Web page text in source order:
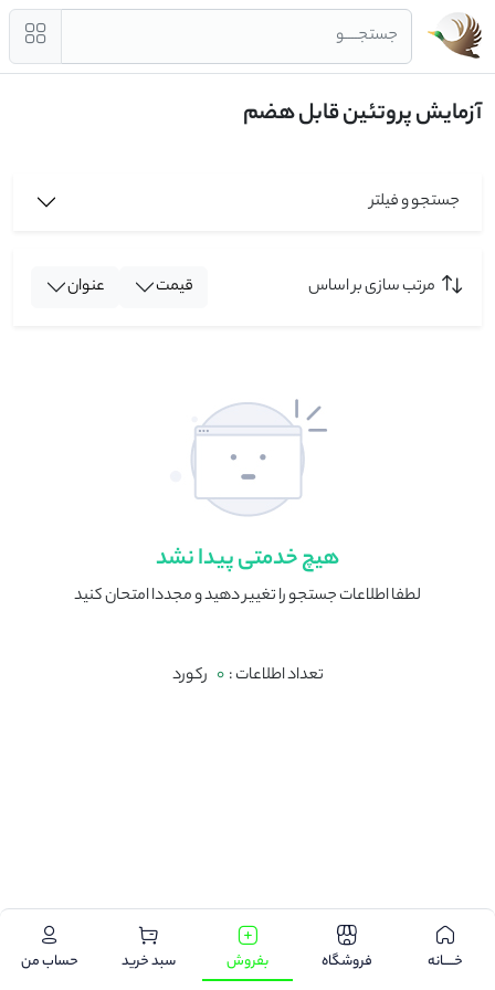
جستجــــو
آزمایش پروتئین قابل هضم
جستجو و فیلتر
مرتب سازی بر اساس قیمت عنوان
هیچ خدمتی پیدا نشد
لطفا اطلاعات جستجو را تغییر دهید و مجددا امتحان کنید
تعداد اطلاعات : 0 رکورد
خـــــانه فروشگاه بفروش سبد خرید حساب من